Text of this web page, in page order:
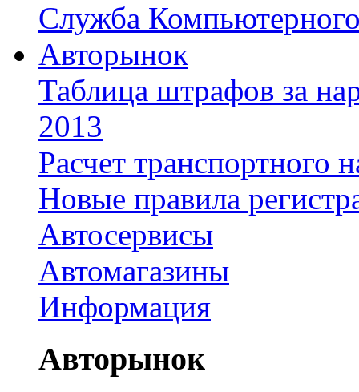
Служба
Авторынок
Таблица штрафов за
2013
Расчет транспортного
Новые правила
Автосервисы
Автомагазины
Информация
Авторынок